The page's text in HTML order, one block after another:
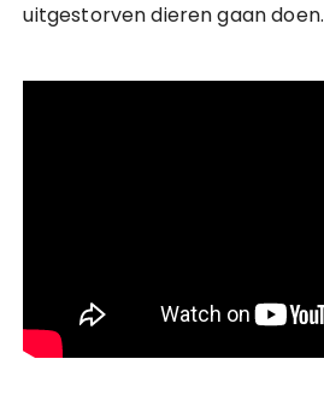
uitgestorven dieren gaan doen.